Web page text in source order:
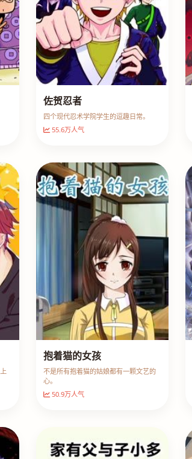
佐贺忍者
四个现代忍术学院学生的逗趣日常。
55.6万人气
抱着猫的女孩
不是所有抱着猫的姑娘都有一颗文艺的
心。
50.9万人气